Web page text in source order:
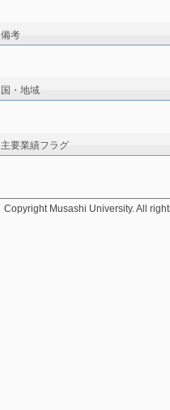
備考
国・地域
主要業績フラグ